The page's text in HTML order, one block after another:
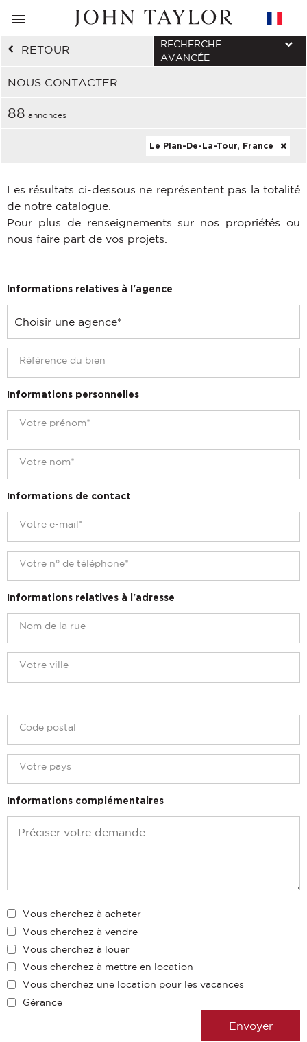
RETOUR
NOUS CONTACTER
RECHERCHE
AVANCÉE
88 annonces
Le Plan-De-La-Tour, France
Les résultats ci-dessous ne représentent pas la totalité
de notre catalogue.
Pour plus de renseignements sur nos propriétés ou
nous faire part de vos projets.
Informations relatives à l'agence
Informations personnelles
Informations de contact
Informations relatives à l'adresse
Informations complémentaires
Vous cherchez à acheter
Vous cherchez à vendre
Vous cherchez à louer
Vous cherchez à mettre en location
Vous cherchez une location pour les vacances
Gérance